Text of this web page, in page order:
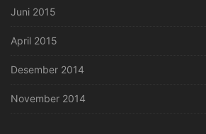
Juni 2015
April 2015
Desember 2014
November 2014